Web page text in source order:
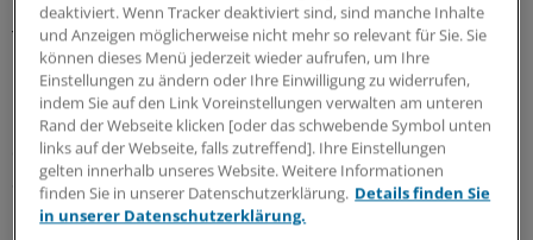
Budgetierung ärztlicher Leistungen und
Terminkapazitäten von der Politik anerkannt", sagte Dr.
Dirk Heinrich.
Der Vorsitzende des NAV-Virchow-Bundes wies
daraufhin, dass für neue Patienten in offenen
Sprechstunden auch nach den aktuellen Plänen des
Ministers kein zusätzliches Geld fließen solle: Die
deaktiviert. Wenn Tracker deaktiviert sind, sind manche Inhalte
und Anzeigen möglicherweise nicht mehr so relevant für Sie. Sie
können dieses Menü jederzeit wieder aufrufen, um Ihre
Einstellungen zu ändern oder Ihre Einwilligung zu widerrufen,
indem Sie auf den Link Voreinstellungen verwalten am unteren
Rand der Webseite klicken [oder das schwebende Symbol unten
links auf der Webseite, falls zutreffend]. Ihre Einstellungen
gelten innerhalb unseres Website. Weitere Informationen
finden Sie in unserer Datenschutzerklärung. Details finden Sie
in unserer Datenschutzerklärung.